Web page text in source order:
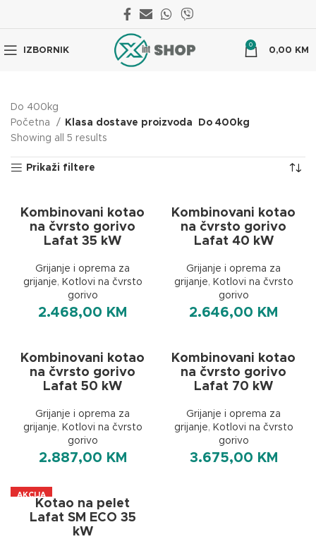
IZBORNIK
0
0,00 KM
Do 400kg
Početna
Klasa dostave proizvoda
Do 400kg
Showing all 5 results
Prikaži filtere
Kombinovani kotao
na čvrsto gorivo
Lafat 35 kW
Grijanje i oprema za
grijanje, Kotlovi na čvrsto
gorivo
2.468,00 KM
Kombinovani kotao
na čvrsto gorivo
Lafat 40 kW
Grijanje i oprema za
grijanje, Kotlovi na čvrsto
gorivo
2.646,00 KM
Kombinovani kotao
na čvrsto gorivo
Lafat 50 kW
Grijanje i oprema za
grijanje, Kotlovi na čvrsto
gorivo
2.887,00 KM
Kombinovani kotao
na čvrsto gorivo
Lafat 70 kW
Grijanje i oprema za
grijanje, Kotlovi na čvrsto
gorivo
3.675,00 KM
AKCIJA
Kotao na pelet
Lafat SM ECO 35
kW